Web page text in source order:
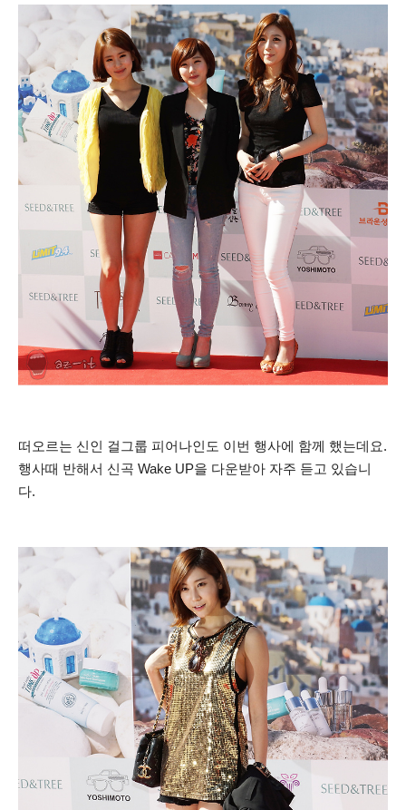
떠오르는 신인 걸그룹 피어나인도 이번 행사에 함께 했는데요.
행사때 반해서 신곡 Wake UP을 다운받아 자주 듣고 있습니
다.